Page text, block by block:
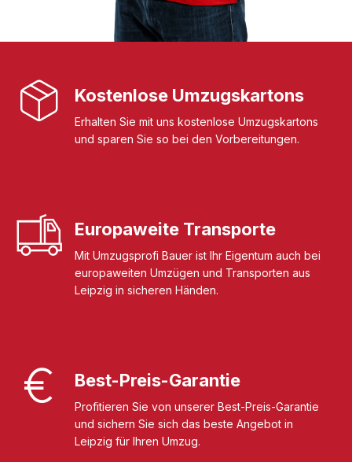
Kostenlose Umzugskartons
Erhalten Sie mit uns kostenlose Umzugskartons
und sparen Sie so bei den Vorbereitungen.
Europaweite Transporte
Mit Umzugsprofi Bauer ist Ihr Eigentum auch bei
europaweiten Umzügen und Transporten aus
Leipzig in sicheren Händen.
Best-Preis-Garantie
Profitieren Sie von unserer Best-Preis-Garantie
und sichern Sie sich das beste Angebot in
Leipzig für Ihren Umzug.